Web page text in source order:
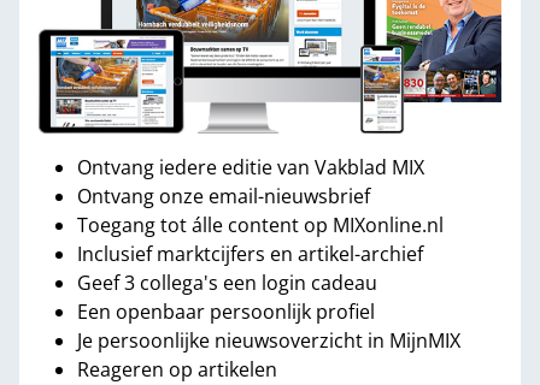
Ontvang iedere editie van Vakblad MIX
Ontvang onze email-nieuwsbrief
Toegang tot álle content op MIXonline.nl
Inclusief marktcijfers en artikel-archief
Geef 3 collega's een login cadeau
Een openbaar persoonlijk profiel
Je persoonlijke nieuwsoverzicht in MijnMIX
Reageren op artikelen